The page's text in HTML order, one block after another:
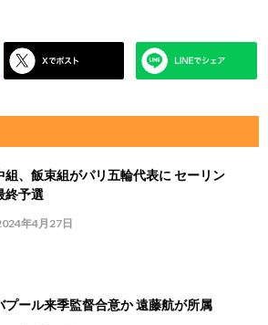
組、飯束組がパリ五輪代表に セーリン
終予選
年4月27日
プール来季監督合意か 遠藤航が所属